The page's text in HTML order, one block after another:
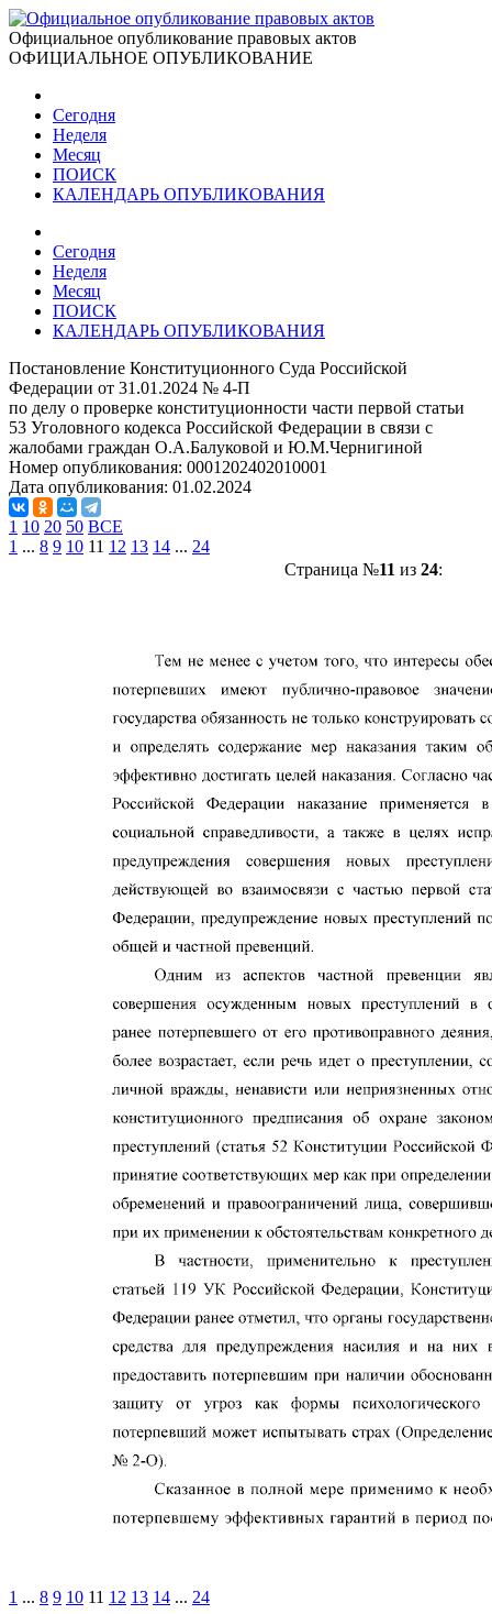
Официальное опубликование правовых актов
ОФИЦИАЛЬНОЕ ОПУБЛИКОВАНИЕ
Сегодня
Неделя
Месяц
ПОИСК
КАЛЕНДАРЬ ОПУБЛИКОВАНИЯ
Сегодня
Неделя
Месяц
ПОИСК
КАЛЕНДАРЬ ОПУБЛИКОВАНИЯ
Постановление Конституционного Суда Российской
Федерации от 31.01.2024 № 4-П
по делу о проверке конституционности части первой статьи
53 Уголовного кодекса Российской Федерации в связи с
жалобами граждан О.А.Балуковой и Ю.М.Чернигиной
Номер опубликования: 0001202402010001
Дата опубликования: 01.02.2024
1 10 20 50 ВСЕ
1 ... 8 9 10 11 12 13 14 ... 24
Страница №11 из 24:
1 ... 8 9 10 11 12 13 14 ... 24